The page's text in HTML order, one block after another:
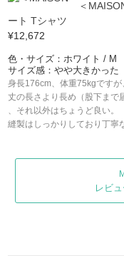
＜
ート Tシャツ
¥12,672
色・サイズ：ホワイト / M
サイズ感：やや大きかった
身長176cm、体重75kgです
丈の長さより長め（股下まで
、それ以外はちょうど良い。
縫製はしっかりしており丁寧
レビ